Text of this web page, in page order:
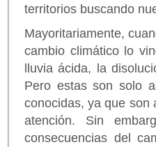
territorios buscando
Mayoritariamente,
cambio climático lo
lluvia ácida, la
Pero estas son solo
conocidas, ya que son
atención. Sin
consecuencias del